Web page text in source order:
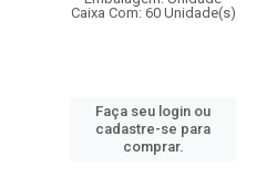
Caixa Com: 60 Unidade(s)
Faça seu login ou
cadastre-se para
comprar.